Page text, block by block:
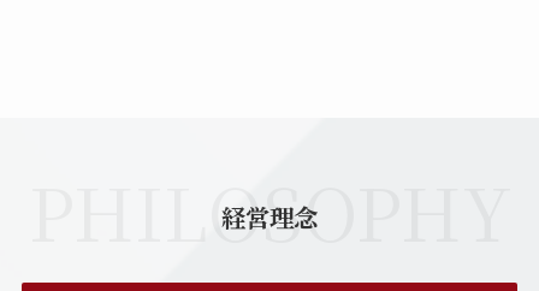
経営理念
PHILOSOPHY